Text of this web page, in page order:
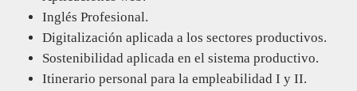
Inglés Profesional.
Digitalización aplicada a los sectores productivos.
Sostenibilidad aplicada en el sistema productivo.
Itinerario personal para la empleabilidad I y II.